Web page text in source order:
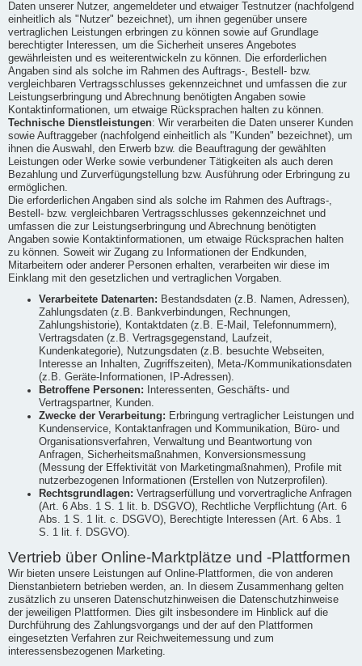
Daten unserer Nutzer, angemeldeter und etwaiger Testnutzer (nachfolgend
einheitlich als "Nutzer" bezeichnet), um ihnen gegenüber unsere
vertraglichen Leistungen erbringen zu können sowie auf Grundlage
berechtigter Interessen, um die Sicherheit unseres Angebotes
gewährleisten und es weiterentwickeln zu können. Die erforderlichen
Angaben sind als solche im Rahmen des Auftrags-, Bestell- bzw.
vergleichbaren Vertragsschlusses gekennzeichnet und umfassen die zur
Leistungserbringung und Abrechnung benötigten Angaben sowie
Kontaktinformationen, um etwaige Rücksprachen halten zu können.
Technische Dienstleistungen: Wir verarbeiten die Daten unserer Kunden
sowie Auftraggeber (nachfolgend einheitlich als "Kunden" bezeichnet), um
ihnen die Auswahl, den Erwerb bzw. die Beauftragung der gewählten
Leistungen oder Werke sowie verbundener Tätigkeiten als auch deren
Bezahlung und Zurverfügungstellung bzw. Ausführung oder Erbringung zu
ermöglichen.
Die erforderlichen Angaben sind als solche im Rahmen des Auftrags-,
Bestell- bzw. vergleichbaren Vertragsschlusses gekennzeichnet und
umfassen die zur Leistungserbringung und Abrechnung benötigten
Angaben sowie Kontaktinformationen, um etwaige Rücksprachen halten
zu können. Soweit wir Zugang zu Informationen der Endkunden,
Mitarbeitern oder anderer Personen erhalten, verarbeiten wir diese im
Einklang mit den gesetzlichen und vertraglichen Vorgaben.
Verarbeitete Datenarten: Bestandsdaten (z.B. Namen, Adressen),
Zahlungsdaten (z.B. Bankverbindungen, Rechnungen,
Zahlungshistorie), Kontaktdaten (z.B. E-Mail, Telefonnummern),
Vertragsdaten (z.B. Vertragsgegenstand, Laufzeit,
Kundenkategorie), Nutzungsdaten (z.B. besuchte Webseiten,
Interesse an Inhalten, Zugriffszeiten), Meta-/Kommunikationsdaten
(z.B. Geräte-Informationen, IP-Adressen).
Betroffene Personen: Interessenten, Geschäfts- und
Vertragspartner, Kunden.
Zwecke der Verarbeitung: Erbringung vertraglicher Leistungen und
Kundenservice, Kontaktanfragen und Kommunikation, Büro- und
Organisationsverfahren, Verwaltung und Beantwortung von
Anfragen, Sicherheitsmaßnahmen, Konversionsmessung
(Messung der Effektivität von Marketingmaßnahmen), Profile mit
nutzerbezogenen Informationen (Erstellen von Nutzerprofilen).
Rechtsgrundlagen: Vertragserfüllung und vorvertragliche Anfragen
(Art. 6 Abs. 1 S. 1 lit. b. DSGVO), Rechtliche Verpflichtung (Art. 6
Abs. 1 S. 1 lit. c. DSGVO), Berechtigte Interessen (Art. 6 Abs. 1
S. 1 lit. f. DSGVO).
Vertrieb über Online-Marktplätze und -Plattformen
Wir bieten unsere Leistungen auf Online-Plattformen, die von anderen
Dienstanbietern betrieben werden, an. In diesem Zusammenhang gelten
zusätzlich zu unseren Datenschutzhinweisen die Datenschutzhinweise
der jeweiligen Plattformen. Dies gilt insbesondere im Hinblick auf die
Durchführung des Zahlungsvorgangs und der auf den Plattformen
eingesetzten Verfahren zur Reichweitemessung und zum
interessensbezogenen Marketing.